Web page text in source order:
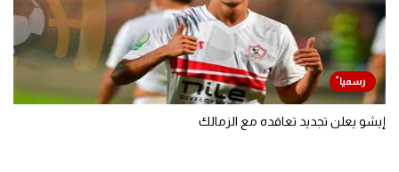
إيشو يعلن تجديد تعاقده مع الزمالك